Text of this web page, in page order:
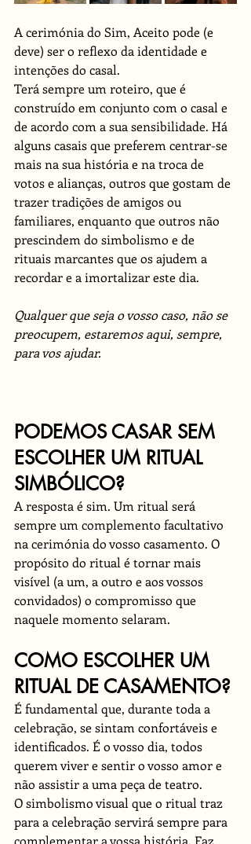
A cerimónia do Sim, Aceito pode (e
deve) ser o reflexo da identidade e
intenções do casal.
Terá sempre um roteiro, que é
construído em conjunto com o casal e
de acordo com a sua sensibilidade. Há
alguns casais que preferem centrar-se
mais na sua história e na troca de
votos e alianças, outros que gostam de
trazer tradições de amigos ou
familiares, enquanto que outros não
prescindem do simbolismo e de
rituais marcantes que os ajudem a
recordar e a imortalizar este dia.
Qualquer que seja o vosso caso, não se
preocupem, estaremos aqui, sempre,
para vos ajudar.
PODEMOS CASAR SEM
ESCOLHER UM RITUAL
SIMBÓLICO?
A resposta é sim. Um ritual será
sempre um complemento facultativo
na cerimónia do vosso casamento. O
propósito do ritual é tornar mais
visível (a um, a outro e aos vossos
convidados) o compromisso que
naquele momento selaram.
COMO ESCOLHER UM
RITUAL DE CASAMENTO?
É fundamental que, durante toda a
celebração, se sintam confortáveis e
identificados. É o vosso dia, todos
querem viver e sentir o vosso amor e
não assistir a uma peça de teatro.
O simbolismo visual que o ritual traz
para a celebração servirá sempre para
complementar a vossa história. Faz